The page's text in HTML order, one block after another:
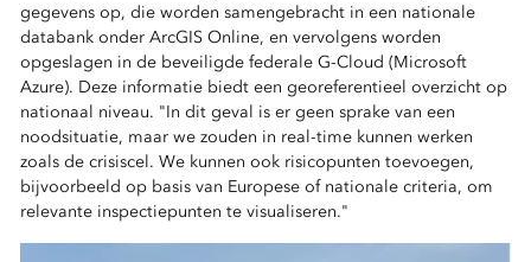
gegevens op, die worden samengebracht in een nationale
databank onder ArcGIS Online, en vervolgens worden
opgeslagen in de beveiligde federale G-Cloud (Microsoft
Azure). Deze informatie biedt een georeferentieel overzicht op
nationaal niveau. "In dit geval is er geen sprake van een
noodsituatie, maar we zouden in real-time kunnen werken
zoals de crisiscel. We kunnen ook risicopunten toevoegen,
bijvoorbeeld op basis van Europese of nationale criteria, om
relevante inspectiepunten te visualiseren."